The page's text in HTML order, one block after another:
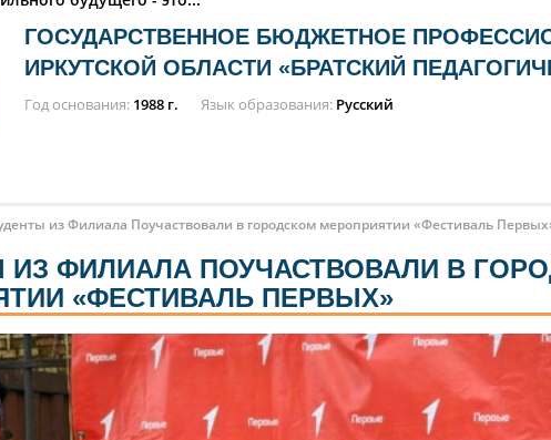
ГОСУДАРСТВЕННОЕ БЮДЖЕТНОЕ
ИРКУТСКОЙ ОБЛАСТИ «БРАТСКИЙ
Год основания 1988 г. Язык образования Русский
из Филиала Поучаствовали в городском мероприятии «Фестиваль
ИЗ ФИЛИАЛА ПОУЧАСТВОВАЛИ В
«ФЕСТИВАЛЬ ПЕРВЫХ»